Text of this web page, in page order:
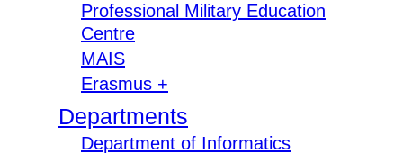
Professional Military Education
Centre
MAIS
Erasmus +
Departments
Department of Informatics